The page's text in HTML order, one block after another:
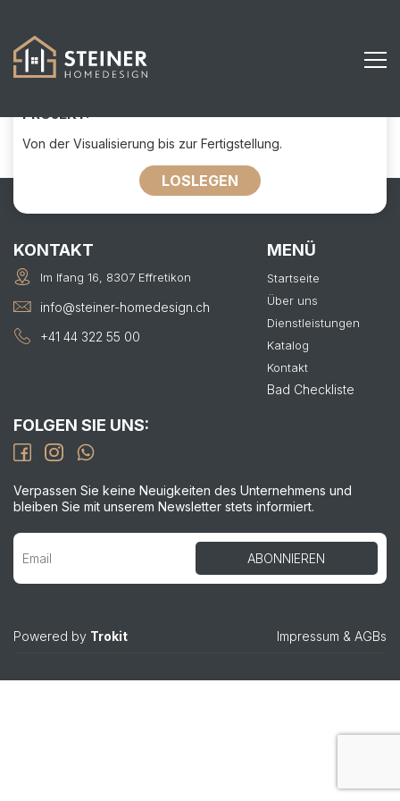
PROJEKT:
Von der Visualisierung bis zur Fertigstellung.
LOSLEGEN
KONTAKT
Im Ifang 16, 8307 Effretikon
info@steiner-homedesign.ch
+41 44 322 55 00
MENÜ
Startseite
Über uns
Dienstleistungen
Katalog
Kontakt
Bad Checkliste
FOLGEN SIE UNS:
Verpassen Sie keine Neuigkeiten des Unternehmens und
bleiben Sie mit unserem Newsletter stets informiert.
Powered by Trokit Impressum & AGBs